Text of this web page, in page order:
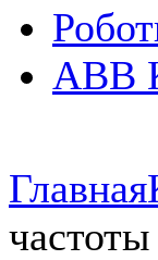
ABB
Главная
частоты